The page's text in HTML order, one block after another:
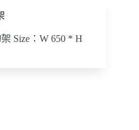
Size：W 650 * H